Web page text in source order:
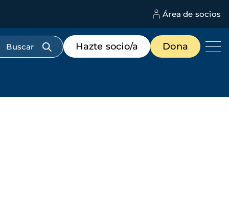
Área de socios
Menú
de
destacados
Hazte socio/a Dona